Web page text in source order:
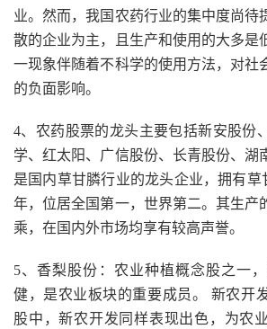
业。然而，我国农药行业的集中度尚待
散的企业为主，且生产和使用的大多是
一现象伴随着不科学的使用方法，对社
的负面影响。
4、农药股票的龙头主要包括新安股份
学、红太阳、广信股份、长青股份、湖
是国内草甘膦行业的龙头企业，拥有草
年，位居全国第一，世界第二。其生产
乘，在国内外市场均享有较高声誉。
5、香梨股份：农业种植概念股之一
健，是农业板块的重要成员。 新农开
股中，新农开发同样表现出色，为农